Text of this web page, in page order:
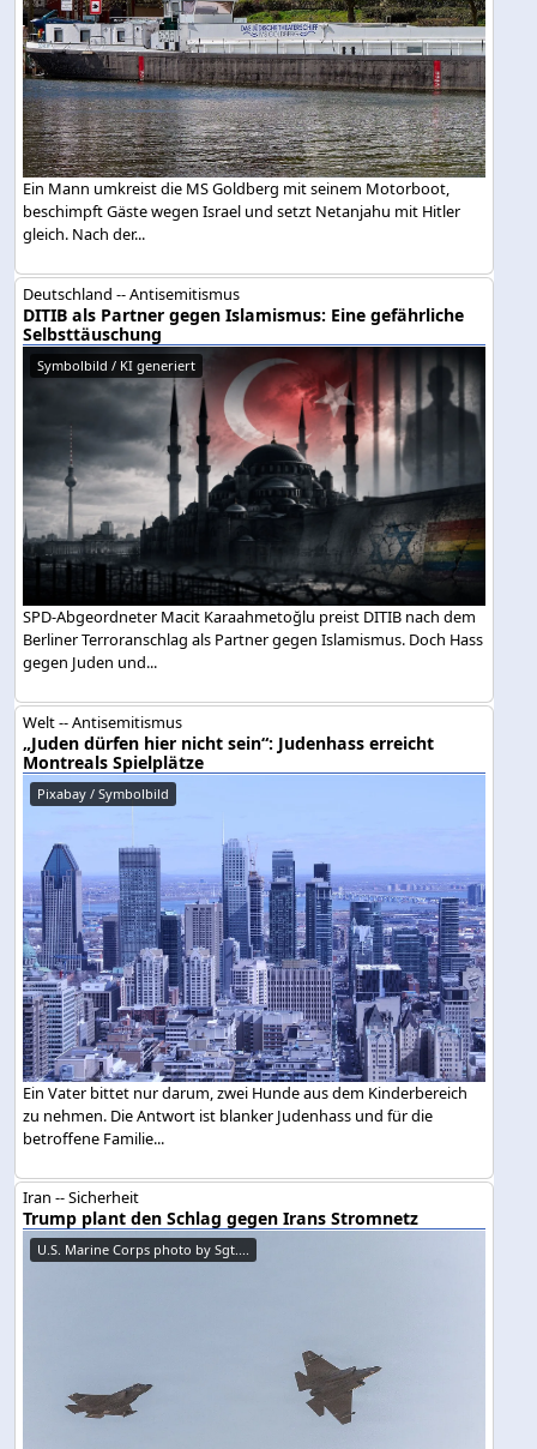
Ein Mann umkreist die MS Goldberg mit seinem Motorboot,
beschimpft Gäste wegen Israel und setzt Netanjahu mit Hitler
gleich. Nach der...
Deutschland -- Antisemitismus
DITIB als Partner gegen Islamismus: Eine gefährliche
Selbsttäuschung
Symbolbild / KI generiert
SPD-Abgeordneter Macit Karaahmetoğlu preist DITIB nach dem
Berliner Terroranschlag als Partner gegen Islamismus. Doch Hass
gegen Juden und...
Welt -- Antisemitismus
„Juden dürfen hier nicht sein“: Judenhass erreicht
Montreals Spielplätze
Pixabay / Symbolbild
Ein Vater bittet nur darum, zwei Hunde aus dem Kinderbereich
zu nehmen. Die Antwort ist blanker Judenhass und für die
betroffene Familie...
Iran -- Sicherheit
Trump plant den Schlag gegen Irans Stromnetz
U.S. Marine Corps photo by Sgt....